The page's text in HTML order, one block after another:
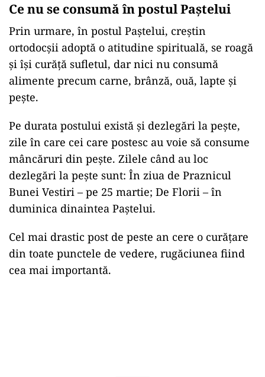
Ce nu se consumă în postul Paștelui
Prin urmare, în postul Paștelui, creștin
ortodocșii adoptă o atitudine spirituală, se roagă
și își curăță sufletul, dar nici nu consumă
alimente precum carne, brânză, ouă, lapte și
pește.
Pe durata postului există și dezlegări la pește,
zile în care cei care postesc au voie să consume
mâncăruri din pește. Zilele când au loc
dezlegări la pește sunt: În ziua de Praznicul
Bunei Vestiri – pe 25 martie; De Florii – în
duminica dinaintea Paștelui.
Cel mai drastic post de peste an cere o curățare
din toate punctele de vedere, rugăciunea fiind
cea mai importantă.